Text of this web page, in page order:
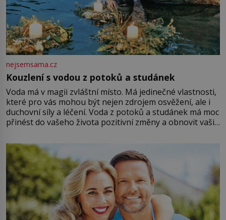
nejsemsama.cz
Kouzlení s vodou z potoků a studánek
Voda má v magii zvláštní místo. Má jedinečné vlastnosti,
které pro vás mohou být nejen zdrojem osvěžení, ale i
duchovní síly a léčení. Voda z potoků a studánek má moc
přinést do vašeho života pozitivní změny a obnovit vaši
můžete obohatit své rituály a přinést do svého života
větší harmonii a klid. Je důležité